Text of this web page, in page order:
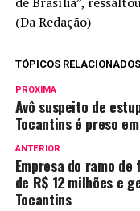
(Da Redação)
TÓPICOS RELACIONADOS
PRÓXIMA
Avô suspeito de
Tocantins é preso
ANTERIOR
Empresa do ramo
de R$ 12 milhões e
Tocantins